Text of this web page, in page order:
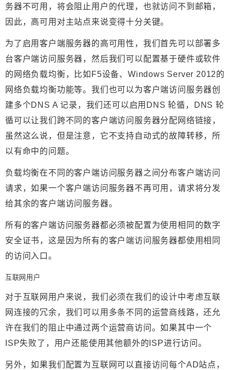
务器不可用，将会阻止用户的代理，也就访问不到邮箱，
因此，高可用对主站点来说变得十分关键。
为了启用客户端服务器的高可用性，我们首先可以部署多
台客户端访问服务器，然后我们可以配置基于硬件或软件
的网络负载均衡，比如F5设备、Windows Server 2012的
网络负载均衡功能等。我们也可以为客户端访问服务器创
建多个DNS A 记录，我们还可以启用DNS 轮循，DNS 轮
循可以让我们跨不同的客户端访问服务器分配网络链接，
虽然这么说，但是注意，它不支持自动式的故障转移，所
以有命中的问题。
负载均衡在不同的客户端访问服务器之间分布客户端访问
请求，如果一个客户端访问服务器不再可用，请求将分发
给其余的客户端访问服务器。
所有的客户端访问服务器都必须被配置为使用相同的数字
安全证书，这是因为所有的客户端访问服务器都使用相同
的访问入口。
互联网用户
对于互联网用户来说，我们必须在我们的设计中考虑互联
网连接的冗余，我们可以用多条不同的运营商线路，还允
许在我们的阻止中通过两个运营商访问。如果其中一个
ISP失败了，用户还能使用其他额外的ISP进行访问。
另外，如果我们配置为互联网可以直接访问每个AD站点，